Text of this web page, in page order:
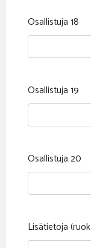
Osallistuja 18
Osallistuja 19
Osallistuja 20
Lisätietoja